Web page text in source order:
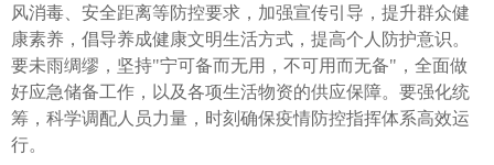
风消毒、安全距离等防控要求，加强宣传引导，提升群众健
康素养，倡导养成健康文明生活方式，提高个人防护意识。
要未雨绸缪，坚持"宁可备而无用，不可用而无备"，全面做
好应急储备工作，以及各项生活物资的供应保障。要强化统
筹，科学调配人员力量，时刻确保疫情防控指挥体系高效运
行。